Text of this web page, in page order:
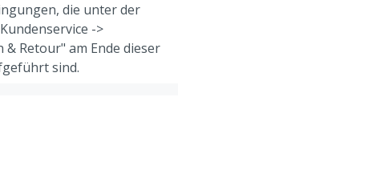
die unter der
->
& Retour" am Ende dieser
sind.